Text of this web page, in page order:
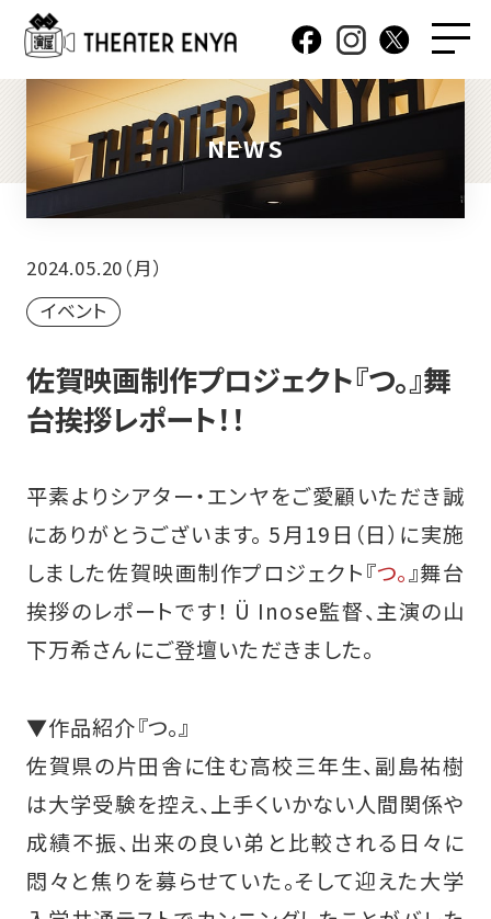
NEWS
2024.05.20（月）
イベント
佐賀映画制作プロジェクト『つ。』舞
台挨拶レポート！！
平素よりシアター・エンヤをご愛顧いただき誠
にありがとうございます。 5月19日（日）に実施
しました佐賀映画制作プロジェクト『つ。』舞台
挨拶のレポートです！ Ü Inose監督、主演の山
下万希さんにご登壇いただきました。
▼作品紹介『つ。』
佐賀県の⽚⽥舎に住む⾼校三年⽣、副島祐樹
は⼤学受験を控え、上⼿くいかない⼈間関係や
成績不振、出来の良い弟と⽐較される⽇々に
悶々と焦りを募らせていた。そして迎えた⼤学